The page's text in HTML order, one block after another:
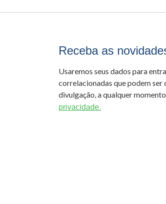
Receba as
Usaremos seus dados para
correlacionadas que podem ser
divulgação, a qualquer
privacidade.